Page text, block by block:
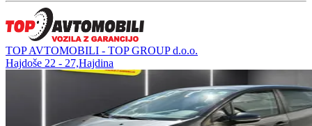
TOP AVTOMOBILI - TOP GROUP d.o.o.
Hajdoše 22 - 27,Hajdina